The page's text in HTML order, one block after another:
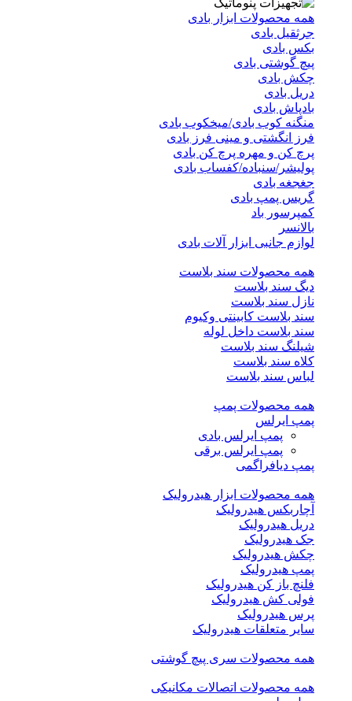
همه محصولات ابزار بادی
جرثقیل بادی
بکس بادی
پیچ گوشتی بادی
چکش بادی
دریل بادی
بادپاش بادی
منگنه کوب بادی/میخکوب بادی
فرز انگشتی و مینی فرز بادی
پرچ کن و مهره پرچ کن بادی
پولیشر/سنباده/کفساب بادی
جغجغه بادی
گریس پمپ بادی
کمپرسور باد
بالانسر
لوازم جانبی ابزار آلات بادی
همه محصولات سند بلاست
دیگ سند بلاست
نازل سند بلاست
سند بلاست کابینتی وکیوم
سند بلاست داخل لوله
شیلنگ سند بلاست
کلاه سند بلاست
لباس سند بلاست
همه محصولات پمپ
پمپ ایرلس
پمپ ایرلس بادی
پمپ ایرلس برقی
پمپ دیافراگمی
همه محصولات ابزار هیدرولیک
آچاربکس هیدرولیک
دریل هیدرولیک
جک هیدرولیک
چکش هیدرولیک
پمپ هیدرولیک
فلنچ باز کن هیدرولیک
فولی کش هیدرولیک
پرس هیدرولیک
سایر متعلقات هیدرولیک
همه محصولات سری پیچ گوشتی
همه محصولات اتصالات مکانیکی